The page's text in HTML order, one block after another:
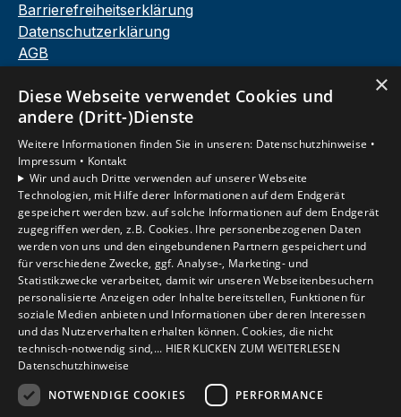
Barrierefreiheitserklärung
Datenschutzerklärung
AGB
Unsere Bereiche
Privatkunden
Gewerbekunden
Karriere
Unternehmen
Kontakt
Um externe HTML-Inhalte anzuzeigen, benötigen
wir Ihre Einwilligung.
Weitere Informationen finden Sie in unserer
Datenschutzerklärung.
Cookie-Einstellungen öffnen
×
Diese Webseite verwendet Cookies und
andere (Dritt-)Dienste
Weitere Informationen finden Sie in unseren: Datenschutzhinweise •
Impressum • Kontakt
Wir und auch Dritte verwenden auf unserer Webseite
Technologien, mit Hilfe derer Informationen auf dem Endgerät
gespeichert werden bzw. auf solche Informationen auf dem Endgerät
zugegriffen werden, z.B. Cookies. Ihre personenbezogenen Daten
werden von uns und den eingebundenen Partnern gespeichert und
für verschiedene Zwecke, ggf. Analyse-, Marketing- und
Statistikzwecke verarbeitet, damit wir unseren Webseitenbesuchern
personalisierte Anzeigen oder Inhalte bereitstellen, Funktionen für
soziale Medien anbieten und Informationen über deren Interessen
und das Nutzerverhalten erhalten können. Cookies, die nicht
technisch-notwendig sind,... HIER KLICKEN ZUM WEITERLESEN
Datenschutzhinweise
NOTWENDIGE COOKIES
PERFORMANCE